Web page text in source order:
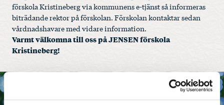
förskola Kristineberg via kommunens e-tjänst så informeras
biträdande rektor på förskolan. Förskolan kontaktar sedan
vårdnadshavare med vidare information.
Varmt välkomna till oss på JENSEN förskola
Kristineberg!